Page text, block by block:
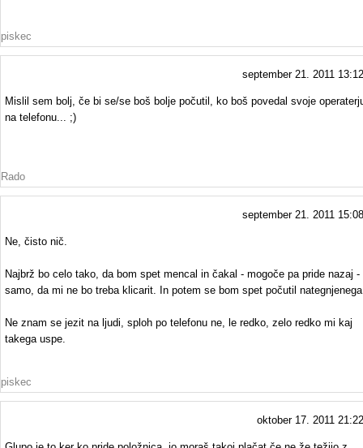
piskec
september 21. 2011 13:12
Mislil sem bolj, če bi se/se boš bolje počutil, ko boš povedal svoje
na telefonu... ;)
Rado
september 21. 2011 15:08
Ne, čisto nič.
Najbrž bo celo tako, da bom spet mencal in čakal - mogoče pa pride nazaj -
samo, da mi ne bo treba klicarit. In potem se bom spet počutil
Ne znam se jezit na ljudi, sploh po telefonu ne, le redko, zelo redko mi kaj
takega uspe.
piskec
oktober 17. 2011 21:22